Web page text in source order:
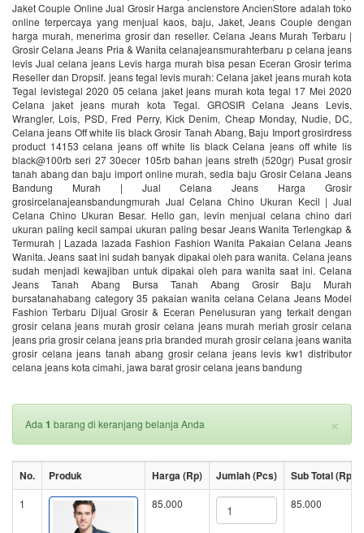
Jaket Couple Online Jual Grosir Harga ancienstore AncienStore adalah toko
online terpercaya yang menjual kaos, baju, Jaket, Jeans Couple dengan
harga murah, menerima grosir dan reseller. Celana Jeans Murah Terbaru |
Grosir Celana Jeans Pria & Wanita celanajeansmurahterbaru p celana jeans
levis Jual celana jeans Levis harga murah bisa pesan Eceran Grosir terima
Reseller dan Dropsif. jeans tegal levis murah: Celana jaket jeans murah kota
Tegal levistegal 2020 05 celana jaket jeans murah kota tegal 17 Mei 2020
Celana jaket jeans murah kota Tegal. GROSIR Celana Jeans Levis,
Wrangler, Lois, PSD, Fred Perry, Kick Denim, Cheap Monday, Nudie, DC,
Celana jeans Off white lis black Grosir Tanah Abang, Baju Import grosirdress
product 14153 celana jeans off white lis black Celana jeans off white lis
black@100rb seri 27 30ecer 105rb bahan jeans streth (520gr) Pusat grosir
tanah abang dan baju import online murah, sedia baju Grosir Celana Jeans
Bandung Murah | Jual Celana Jeans Harga Grosir
grosircelanajeansbandungmurah Jual Celana Chino Ukuran Kecil | Jual
Celana Chino Ukuran Besar. Hello gan, levin menjual celana chino dari
ukuran paling kecil sampai ukuran paling besar Jeans Wanita Terlengkap &
Termurah | Lazada lazada Fashion Fashion Wanita Pakaian Celana Jeans
Wanita. Jeans saat ini sudah banyak dipakai oleh para wanita. Celana jeans
sudah menjadi kewajiban untuk dipakai oleh para wanita saat ini. Celana
Jeans Tanah Abang Bursa Tanah Abang Grosir Baju Murah
bursatanahabang category 35 pakaian wanita celana Celana Jeans Model
Fashion Terbaru Dijual Grosir & Eceran Penelusuran yang terkait dengan
grosir celana jeans murah grosir celana jeans murah meriah grosir celana
jeans pria grosir celana jeans pria branded murah grosir celana jeans wanita
grosir celana jeans tanah abang grosir celana jeans levis kw1 distributor
celana jeans kota cimahi, jawa barat grosir celana jeans bandung
×
Ada 1 barang di keranjang belanja Anda
No. Produk Harga (Rp) Jumlah (Pcs) Sub Total (Rp)
1 85.000 85.000